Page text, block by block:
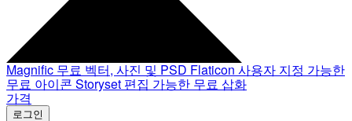
Magnific 무료 벡터, 사진 및 PSD Flaticon 사용자 지정 가능한
무료 아이콘 Storyset 편집 가능한 무료 삽화
가격
로그인